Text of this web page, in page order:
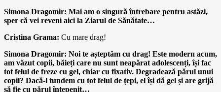
Simona Dragomir: Mai am o singură întrebare pentru astăzi,
sper că vei reveni aici la Ziarul de Sănătate…
Cristina Grama: Cu mare drag!
Simona Dragomir: Noi te așteptăm cu drag! Este modern acum,
am văzut copii, băieți care nu sunt neapărat adolescenți, își fac
tot felul de freze cu gel, chiar cu fixativ. Degradează părul unui
copil? Dacă-l tundem cu tot felul de țepi, el își dă gel și are grijă
să fie cu părul înțepenit…